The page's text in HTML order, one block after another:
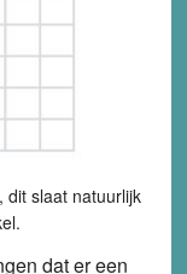
dit slaat natuurlijk
dat er een